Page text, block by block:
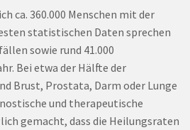
ca. 360.000 Menschen mit der
statistischen Daten sprechen
sowie rund 41.000
Bei etwa der Hälfte der
Brust, Prostata, Darm oder Lunge
und therapeutische
gemacht, dass die Heilungsraten